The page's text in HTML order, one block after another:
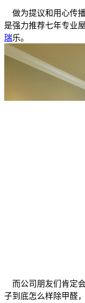
做为提议和用心传
是强力推荐七年专业
瑞乐。
而公司朋友们肯定
子到底怎么样除甲醛